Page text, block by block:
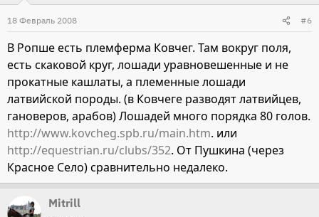
18 Февраль 2008 #6
В Ропше есть племферма Ковчег. Там вокруг поля,
есть скаковой круг, лошади уравновешенные и не
прокатные кашлаты, а племенные лошади
латвийской породы. (в Ковчеге разводят латвийцев,
гановеров, арабов) Лошадей много порядка 80 голов.
http://www.kovcheg.spb.ru/main.htm. или
http://equestrian.ru/clubs/352. От Пушкина (через
Красное Село) сравнительно недалеко.
Mitrill